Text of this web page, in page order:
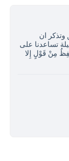
وتذكر ان
تساعدنا على
مِنْ قَوْلٍ إِلا